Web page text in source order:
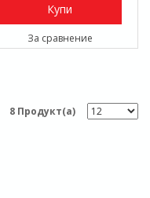
Купи
За сравнение
8 Продукт(а)